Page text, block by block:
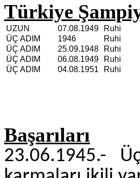
Türkiye
UZUN 07.08.1949 Ruhi
ÜÇ ADIM
1946 Ruhi
ÜÇ ADIM
25.09.1948 Ruhi
ÜÇ ADIM
06.08.1949 Ruhi
ÜÇ ADIM
04.08.1951 Ruhi
Başarıları
23.06.1945.-